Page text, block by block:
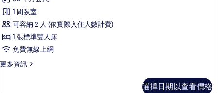
適
客
房
(Panorama
view)
的
1 間臥室
可容納 2 人 (依實際入住人數計費)
1 張標準雙人床
免費無線上網
更多資訊
更
選擇日期以查看價格